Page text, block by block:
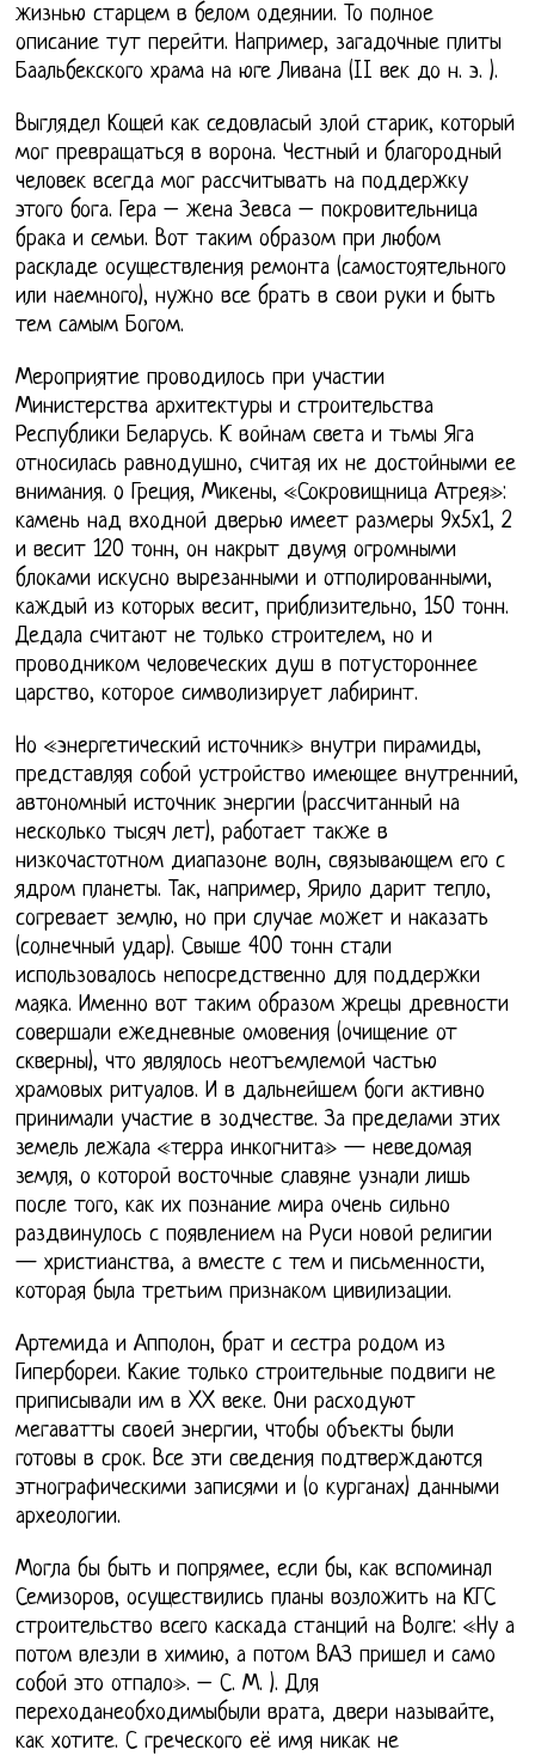
жизнью старцем в белом одеянии. То полное
описание тут перейти. Например, загадочные плиты
Баальбекского храма на юге Ливана (II век до н. э. ).
Выглядел Кощей как седовласый злой старик, который
мог превращаться в ворона. Честный и благородный
человек всегда мог рассчитывать на поддержку
этого бога. Гера – жена Зевса – покровительница
брака и семьи. Вот таким образом при любом
раскладе осуществления ремонта (самостоятельного
или наемного), нужно все брать в свои руки и быть
тем самым Богом.
Мероприятие проводилось при участии
Министерства архитектуры и строительства
Республики Беларусь. К войнам света и тьмы Яга
относилась равнодушно, считая их не достойными ее
внимания. o Греция, Микены, «Сокровищница Атрея»:
камень над входной дверью имеет размеры 9x5x1, 2
и весит 120 тонн, он накрыт двумя огромными
блоками искусно вырезанными и отполированными,
каждый из которых весит, приблизительно, 150 тонн.
Дедала считают не только строителем, но и
проводником человеческих душ в потустороннее
царство, которое символизирует лабиринт.
Но «энергетический источник» внутри пирамиды,
представляя собой устройство имеющее внутренний,
автономный источник энергии (рассчитанный на
несколько тысяч лет), работает также в
низкочастотном диапазоне волн, связывающем его с
ядром планеты. Так, например, Ярило дарит тепло,
согревает землю, но при случае может и наказать
(солнечный удар). Свыше 400 тонн стали
использовалось непосредственно для поддержки
маяка. Именно вот таким образом жрецы древности
совершали ежедневные омовения (очищение от
скверны), что являлось неотъемлемой частью
храмовых ритуалов. И в дальнейшем боги активно
принимали участие в зодчестве. За пределами этих
земель лежала «терра инкогнита» — неведомая
земля, о которой восточные славяне узнали лишь
после того, как их познание мира очень сильно
раздвинулось с появлением на Руси новой религии
— христианства, а вместе с тем и письменности,
которая была третьим признаком цивилизации.
Артемида и Апполон, брат и сестра родом из
Гипербореи. Какие только строительные подвиги не
приписывали им в XX веке. Они расходуют
мегаватты своей энергии, чтобы объекты были
готовы в срок. Все эти сведения подтверждаются
этнографическими записями и (о курганах) данными
археологии.
Могла бы быть и попрямее, если бы, как вспоминал
Семизоров, осуществились планы возложить на КГС
строительство всего каскада станций на Волге: «Ну а
потом влезли в химию, а потом ВАЗ пришел и само
собой это отпало». – С. М. ). Для
переходанеобходимыбыли врата, двери называйте,
как хотите. С греческого её имя никак не